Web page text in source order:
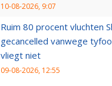
10-08-2026, 9:07
Ruim 80 procent vluchten
gecancelled vanwege
vliegt niet
09-08-2026, 12:55